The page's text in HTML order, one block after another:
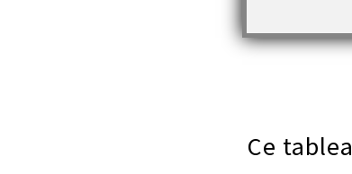
Ce